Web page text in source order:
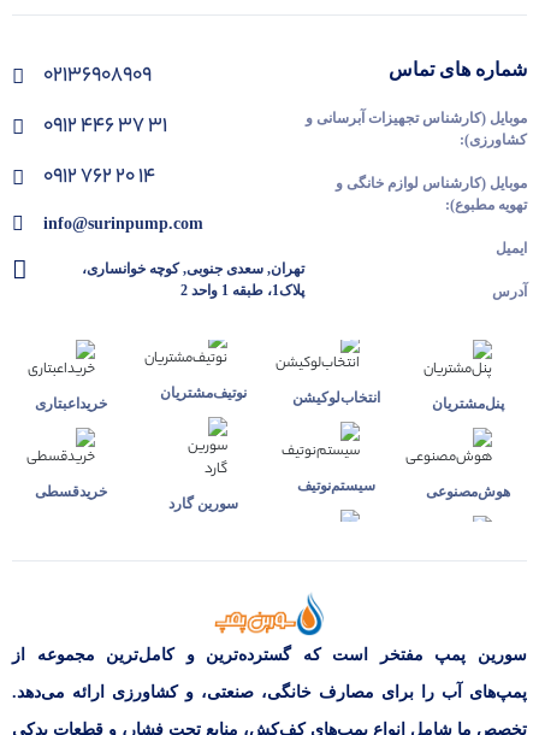
شماره های تماس
موبایل (کارشناس تجهیزات آبرسانی و
کشاورزی):
موبایل (کارشناس لوازم خانگی و
تهویه مطبوع):
ایمیل
آدرس
02136908909
۰۹۱۲ ۴۴۶ ۳۷ ۳۱
۰۹۱۲ ۷۶۲ ۲۰ ۱۴
info@surinpump.com
تهران, سعدی جنوبی, کوچه خوانساری،
پلاک1، طبقه 1 واحد 2
پنل‌مشتریان
هوش‌مصنوعی
انتخاب‌لوکیشن
سیستم‌نوتیف
نوتیف‌مشتریان
سورین گارد
خرید‌اعبتاری
خرید‌قسطی
سورین پمپ مفتخر است که گسترده‌ترین و کامل‌ترین مجموعه از
پمپ‌های آب را برای مصارف خانگی، صنعتی، و کشاورزی ارائه می‌دهد.
تخصص ما شامل انواع پمپ‌های کف‌کش، منابع تحت فشار، و قطعات یدکی